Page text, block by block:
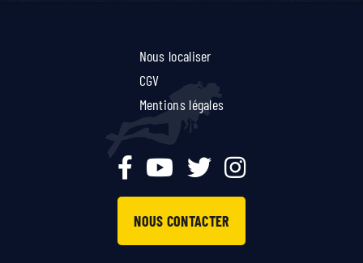
Nous localiser
CGV
Mentions légales
NOUS CONTACTER